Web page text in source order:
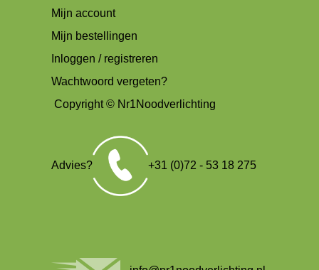
Mijn account
Mijn bestellingen
Inloggen / registreren
Wachtwoord vergeten?
Copyright © Nr1Noodverlichting
Advies? +31 (0)72 - 53 18 275